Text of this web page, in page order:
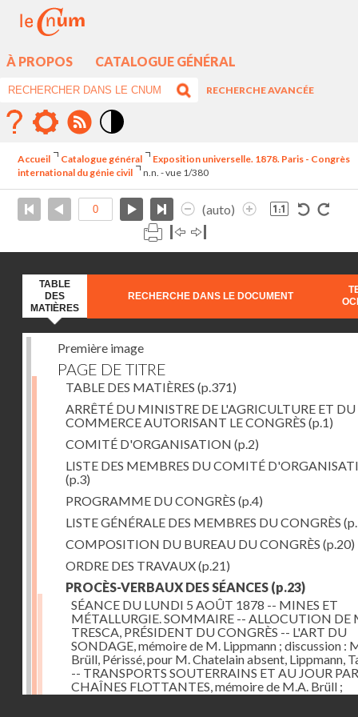
À PROPOS CATALOGUE GÉNÉRAL
RECHERCHE AVANCÉE
élévé
Accueil Catalogue général
Exposition universelle. 1878. Paris - Congrès
international du génie civil
n.n. - vue 1/380
(auto)
TABLE
DES
MATIÈRES
RECHERCHE DANS LE DOCUMENT
Première image
PAGE DE TITRE
TABLE DES MATIÈRES (p.371)
ARRÊTÉ DU MINISTRE DE L'AGRICULTURE ET DU
COMMERCE AUTORISANT LE CONGRÈS (p.1)
COMITÉ D'ORGANISATION (p.2)
LISTE DES MEMBRES DU COMITÉ
(p.3)
PROGRAMME DU CONGRÈS (p.4)
LISTE GÉNÉRALE DES MEMBRES DU CONGRÈS
COMPOSITION DU BUREAU DU CONGRÈS (p.20)
ORDRE DES TRAVAUX(p.21)
PROCÈS-VERBAUX DES SÉANCES (p.23)
SÉANCE DU LUNDI 5 AOÛT 1878 -- MINES ET
MÉTALLURGIE. SOMMAIRE -- ALLOCUTION DE
TRESCA, PRÉSIDENT DU CONGRÈS -- L'ART DU
SONDAGE, mémoire de M. Lippmann ; discussion :
Brüll, Périssé, pour M. Chatelain absent, Lippmann,
-- TRANSPORTS SOUTERRAINS ET AU JOUR PAR
CHAÎNES FLOTTANTES, mémoire de M.A. Brüll ;
observations de M. Mékarsky(p.23)